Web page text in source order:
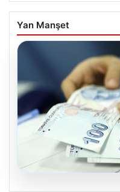
Yan Manşet
07.08.2026